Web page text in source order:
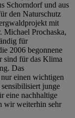
Schorndorf und aus
den Naturschutz
mit
Michael Prochaska,
für
2006 begonnene
sind für das Klima
Das
einen wichtigen
junge
eine nachhaltige
wir weiterhin sehr